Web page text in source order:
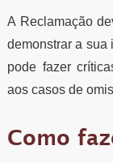
A Reclamação
demonstrar a sua
pode fazer
aos casos de
Como